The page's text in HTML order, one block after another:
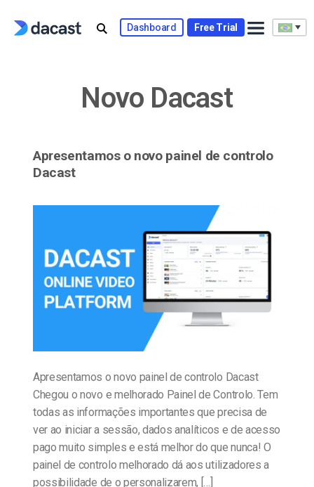
Dashboard Free Trial
Novo Dacast
Apresentamos o novo painel de controlo
Dacast
Apresentamos o novo painel de controlo Dacast
Chegou o novo e melhorado Painel de Controlo. Tem
todas as informações importantes que precisa de
ver ao iniciar a sessão, dados analíticos e de acesso
pago muito simples e está melhor do que nunca! O
painel de controlo melhorado dá aos utilizadores a
possibilidade de o personalizarem, […]